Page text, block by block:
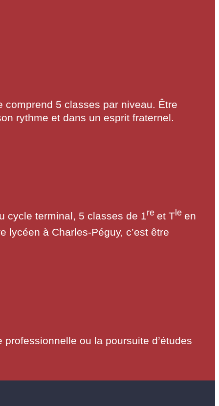
comprend 5 classes par niveau. Être
rythme et dans un esprit fraternel.
cycle terminal, 5 classes de 1re et T le en
lycéen à Charles-Péguy, c’est être
ou la poursuite d’études